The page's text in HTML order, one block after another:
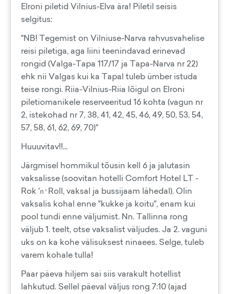
Elroni piletid Vilnius-Elva ära! Piletil seisis
selgitus:
"NB! Tegemist on Vilniuse-Narva rahvusvahelise
reisi piletiga, aga liini teenindavad erinevad
rongid (Valga-Tapa 117/17 ja Tapa-Narva nr 22)
ehk nii Valgas kui ka Tapal tuleb ümber istuda
teise rongi. Riia-Vilnius-Riia lõigul on Elroni
piletiomanikele reserveeritud 16 kohta (vagun nr
2, istekohad nr 7, 38, 41, 42, 45, 46, 49, 50, 53, 54,
57, 58, 61, 62, 69, 70)"
Huuuvitav!!...
Järgmisel hommikul tõusin kell 6 ja jalutasin
vaksalisse (soovitan hotelli Comfort Hotel LT -
Rok 'n' Roll, vaksal ja bussijaam lähedal). Olin
vaksalis kohal enne "kukke ja koitu", enam kui
pool tundi enne väljumist. Nn. Tallinna rong
väljub 1. teelt, otse vaksalist väljudes. Ja 2. vaguni
uks on ka kohe välisuksest ninaees. Selge, tuleb
varem kohale tulla!
Paar päeva hiljem sai siis varakult hotellist
lahkutud. Sellel päeval väljus rong 7:10 (ajad